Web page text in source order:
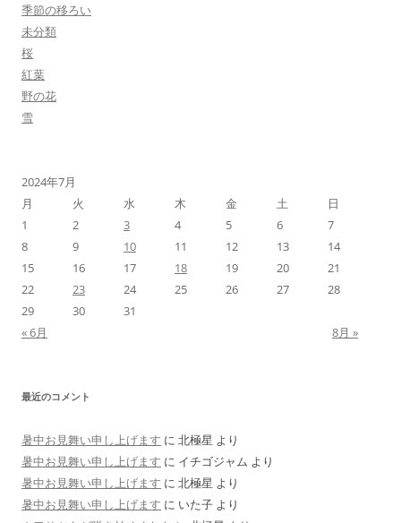
季節の移ろい
未分類
桜
紅葉
野の花
雪
2024年7月
月
火 水 木 金 土
日
1
2 3 4 5 6
7
8
9 10 11 12 13
14
15
16 17 18 19 20
21
22
23 24 25 26 27
28
29
30
31
« 6月
8月 »
最近のコメント
暑中お見舞い申し上げます に 北極星 より
暑中お見舞い申し上げます に イチゴジャム より
暑中お見舞い申し上げます に 北極星 より
暑中お見舞い申し上げます に いた子 より